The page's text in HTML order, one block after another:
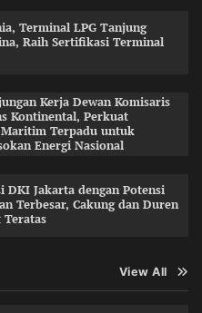
Terminal LPG Tanjung
Raih Sertifikasi Terminal
Kerja Dewan Komisaris
Kontinental, Perkuat
Maritim Terpadu untuk
Energi Nasional
DKI Jakarta dengan Potensi
Terbesar, Cakung dan Duren
Teratas
View All